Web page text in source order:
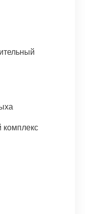
комплекс